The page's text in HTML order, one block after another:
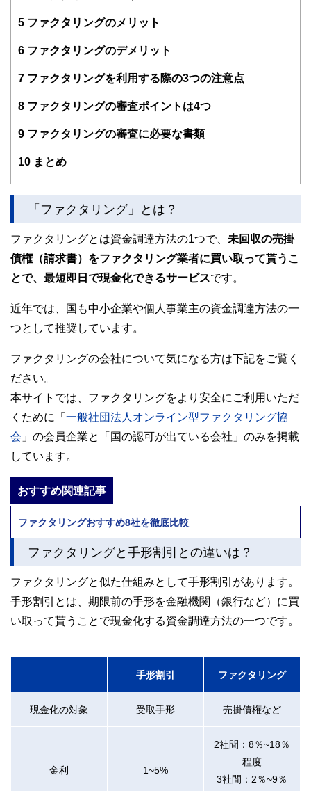
士、行政書士、投資アナリスト、キャリアコンサルタントな
かしく感じられる年金や税金、相続、保険、ローンなどの話
をわかりやすく発信している点です。
このように編集経験豊富なメンバーと金融や経済に精通した
やすさはもちろんのこと、読み応えのあるコンテンツと確か
5 ファクタリングのメリット
6 ファクタリングのデメリット
7 ファクタリングを利用する際の3つの注意点
8 ファクタリングの審査ポイントは4つ
9 ファクタリングの審査に必要な書類
10 まとめ
「ファクタリング」とは？
ファクタリングとは資金調達方法の1つで、 未回収の売掛
債権（請求書）をファクタリング業者に買い取って貰うこ
とで、最短即日で現金化できるサービスです。
近年では、国も中小企業や個人事業主の資金調達方法の一
つとして推奨しています。
ファクタリングの会社について気になる方は下記をご覧く
ださい。
本サイトでは、ファクタリングをより安全にご利用いただ
くために「 一般社団法人オンライン型ファクタリング協
会 」の会員企業と「国の認可が出ている会社」のみを掲載
しています。
おすすめ関連記事
ファクタリングおすすめ8社を徹底比較
ファクタリングと手形割引との違いは？
ファクタリングと似た仕組みとして手形割引があります。
手形割引とは、期限前の手形を金融機関（銀行など）に買
い取って貰うことで現金化する資金調達方法の一つです。
手形割引 ファクタリング
現金化の対象 受取手形 売掛債権など
金利 1~5%
2社間：8％~18％
程度
3社間：2％~9％